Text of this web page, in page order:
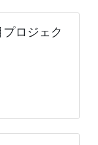
ロジェク